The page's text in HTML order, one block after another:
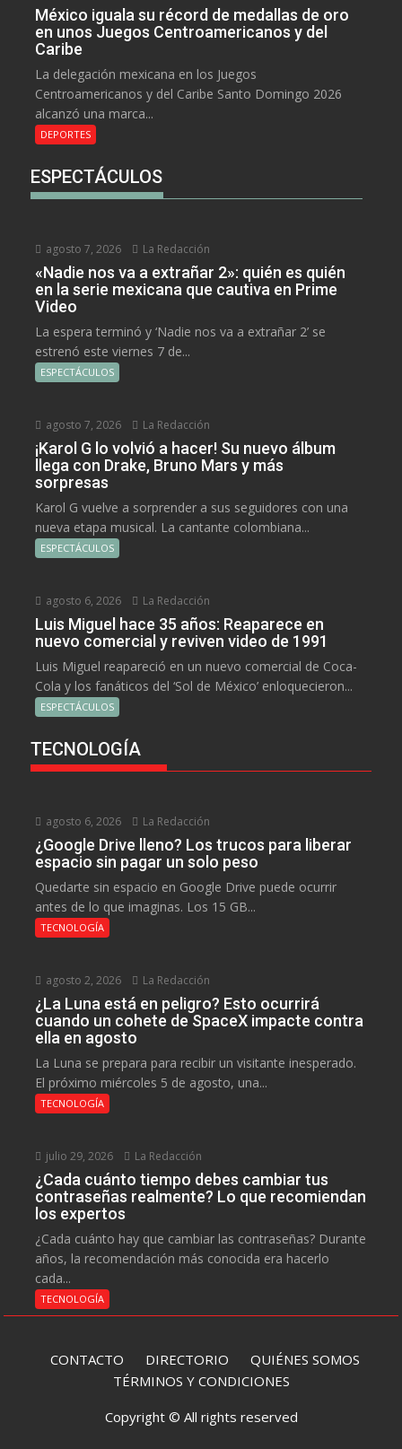
México iguala su récord de medallas de oro
en unos Juegos Centroamericanos y del
Caribe
La delegación mexicana en los Juegos
Centroamericanos y del Caribe Santo Domingo 2026
alcanzó una marca...
DEPORTES
ESPECTÁCULOS
agosto 7, 2026 La Redacción
«Nadie nos va a extrañar 2»: quién es quién
en la serie mexicana que cautiva en Prime
Video
La espera terminó y ‘Nadie nos va a extrañar 2’ se
estrenó este viernes 7 de...
ESPECTÁCULOS
agosto 7, 2026 La Redacción
¡Karol G lo volvió a hacer! Su nuevo álbum
llega con Drake, Bruno Mars y más
sorpresas
Karol G vuelve a sorprender a sus seguidores con una
nueva etapa musical. La cantante colombiana...
ESPECTÁCULOS
agosto 6, 2026 La Redacción
Luis Miguel hace 35 años: Reaparece en
nuevo comercial y reviven video de 1991
Luis Miguel reapareció en un nuevo comercial de Coca-
Cola y los fanáticos del ‘Sol de México’ enloquecieron...
ESPECTÁCULOS
TECNOLOGÍA
agosto 6, 2026 La Redacción
¿Google Drive lleno? Los trucos para liberar
espacio sin pagar un solo peso
Quedarte sin espacio en Google Drive puede ocurrir
antes de lo que imaginas. Los 15 GB...
TECNOLOGÍA
agosto 2, 2026 La Redacción
¿La Luna está en peligro? Esto ocurrirá
cuando un cohete de SpaceX impacte contra
ella en agosto
La Luna se prepara para recibir un visitante inesperado.
El próximo miércoles 5 de agosto, una...
TECNOLOGÍA
julio 29, 2026 La Redacción
¿Cada cuánto tiempo debes cambiar tus
contraseñas realmente? Lo que recomiendan
los expertos
¿Cada cuánto hay que cambiar las contraseñas? Durante
años, la recomendación más conocida era hacerlo
cada...
TECNOLOGÍA
CONTACTO DIRECTORIO QUIÉNES SOMOS
TÉRMINOS Y CONDICIONES
Copyright © All rights reserved